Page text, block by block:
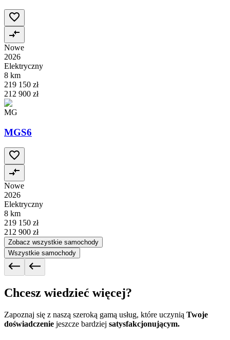
Nowe
2026
Elektryczny
8 km
219 150 zł
212 900 zł
MG
MGS6
Nowe
2026
Elektryczny
8 km
219 150 zł
212 900 zł
Zobacz wszystkie samochody
Wszystkie samochody
Chcesz wiedzieć więcej?
Zapoznaj się z naszą szeroką gamą usług, które uczynią Twoje
doświadczenie jeszcze bardziej satysfakcjonującym.